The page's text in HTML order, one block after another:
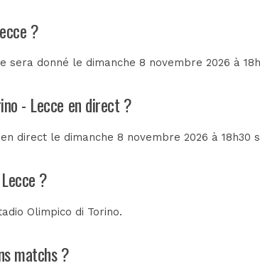
?
sera donné le dimanche 8 novembre 2026 à
- Lecce en direct ?
direct le dimanche 8 novembre 2026 à 18h30
?
Olimpico di Torino.
matchs ?